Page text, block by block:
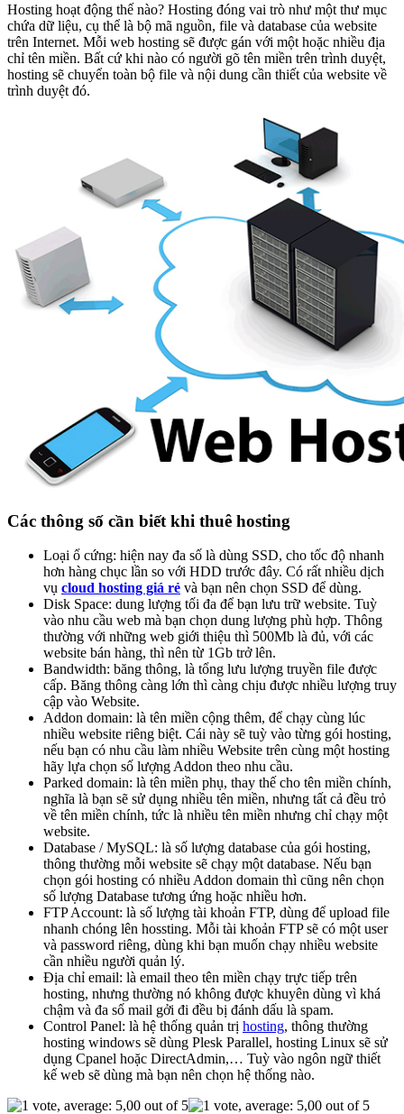
Hosting hoạt động thế nào? Hosting đóng vai trò như một thư mục
chứa dữ liệu, cụ thể là bộ mã nguồn, file và database của website
trên Internet. Mỗi web hosting sẽ được gán với một hoặc nhiều địa
chỉ tên miền. Bất cứ khi nào có người gõ tên miền trên trình duyệt,
hosting sẽ chuyển toàn bộ file và nội dung cần thiết của website về
trình duyệt đó.
Các thông số cần biết khi thuê hosting
Loại ổ cứng: hiện nay đa số là dùng SSD, cho tốc độ nhanh
hơn hàng chục lần so với HDD trước đây. Có rất nhiều dịch
vụ cloud hosting giá rẻ và bạn nên chọn SSD để dùng.
Disk Space: dung lượng tối đa để bạn lưu trữ website. Tuỳ
vào nhu cầu web mà bạn chọn dung lượng phù hợp. Thông
thường với những web giới thiệu thì 500Mb là đủ, với các
website bán hàng, thì nên từ 1Gb trở lên.
Bandwidth: băng thông, là tổng lưu lượng truyền file được
cấp. Băng thông càng lớn thì càng chịu được nhiều lượng truy
cập vào Website.
Addon domain: là tên miền cộng thêm, để chạy cùng lúc
nhiều website riêng biệt. Cái này sẽ tuỳ vào từng gói hosting,
nếu bạn có nhu cầu làm nhiều Website trên cùng một hosting
hãy lựa chọn số lượng Addon theo nhu cầu.
Parked domain: là tên miền phụ, thay thế cho tên miền chính,
nghĩa là bạn sẽ sử dụng nhiều tên miền, nhưng tất cả đều trỏ
về tên miền chính, tức là nhiều tên miền nhưng chỉ chạy một
website.
Database / MySQL: là số lượng database của gói hosting,
thông thường mỗi website sẽ chạy một database. Nếu bạn
chọn gói hosting có nhiều Addon domain thì cũng nên chọn
số lượng Database tương ứng hoặc nhiều hơn.
FTP Account: là số lượng tài khoản FTP, dùng để upload file
nhanh chóng lên hossting. Mỗi tài khoản FTP sẽ có một user
và password riêng, dùng khi bạn muốn chạy nhiều website
cần nhiều người quản lý.
Địa chỉ email: là email theo tên miền chạy trực tiếp trên
hosting, nhưng thường nó không được khuyên dùng vì khá
chậm và đa số mail gởi đi đều bị đánh dấu là spam.
Control Panel: là hệ thống quản trị hosting, thông thường
hosting windows sẽ dùng Plesk Parallel, hosting Linux sẽ sử
dụng Cpanel hoặc DirectAdmin,… Tuỳ vào ngôn ngữ thiết
kế web sẽ dùng mà bạn nên chọn hệ thống nào.